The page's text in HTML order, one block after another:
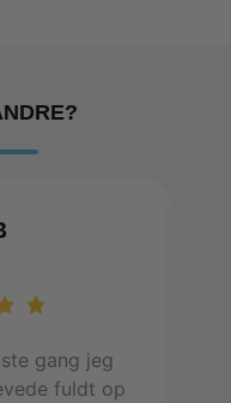
gang jeg
fuldt op